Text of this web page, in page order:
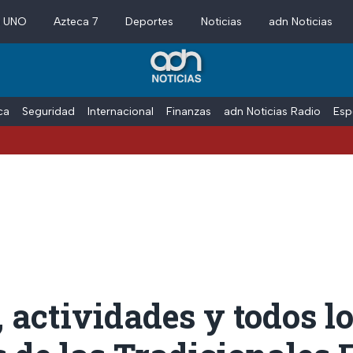
Azteca 7 Deportes Noticias adn Noticias
Seguridad Internacional Finanzas adn Noticias Radio
actividades y todos